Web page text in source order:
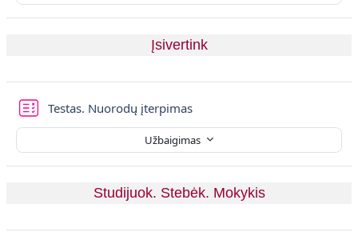
Įsivertink
Testas. Nuorodų įterpimas
Užbaigimas
Studijuok. Stebėk. Mokykis